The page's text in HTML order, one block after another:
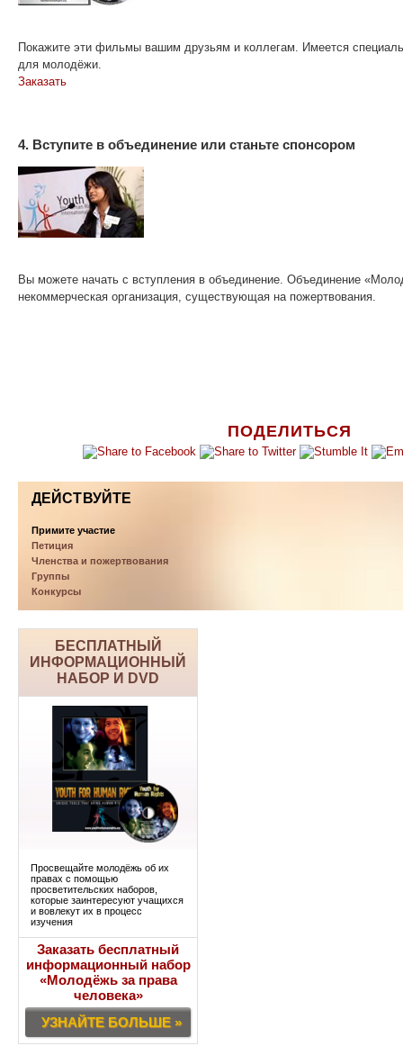
ПОДЕЛИТЬСЯ
ДЕЙСТВУЙТЕ
Примите участие
Петиция
Членства и пожертвования
Группы
Конкурсы
БЕСПЛАТНЫЙ
ИНФОРМАЦИОННЫЙ
НАБОР И DVD
Просвещайте молодёжь об их
правах с помощью
просветительских наборов,
которые заинтересуют учащихся
и вовлекут их в процесс
изучения
Заказать бесплатный
информационный набор
«Молодёжь за права
человека»
УЗНАЙТЕ БОЛЬШЕ »
Покажите эти фильмы вашим друзьям и коллегам. Имеется
для молодёжи.
Заказать
4. Вступите в объединение или станьте спонсором
Вы можете начать с вступления в объединение. Объединение
некоммерческая организация, существующая на пожертвования.